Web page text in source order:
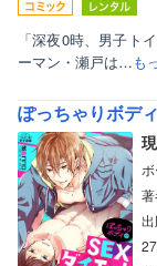
「深夜0時、男子ト
ーマン・瀬戸は…も
ぽっちゃりボデ